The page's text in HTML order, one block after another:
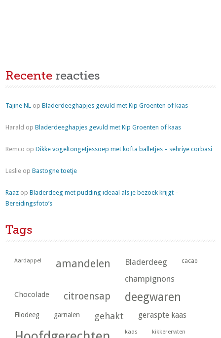
Recente reacties
Tajine NL opBladerdeeghapjes gevuld met Kip Groenten of kaas
Harald opBladerdeeghapjes gevuld met Kip Groenten of kaas
Remco opDikke vogeltongetjessoep met kofta balletjes – sehriye corbasi
Leslie opBastogne toetje
Raaz opBladerdeeg met pudding ideaal als je bezoek krijgt –
Bereidingsfoto’s
Tags
Aardappel amandelen Bladerdeeg cacao
champignons
Chocolade citroensap deegwaren
Filodeeg garnalen gehakt geraspte kaas
kaas kikkererwten